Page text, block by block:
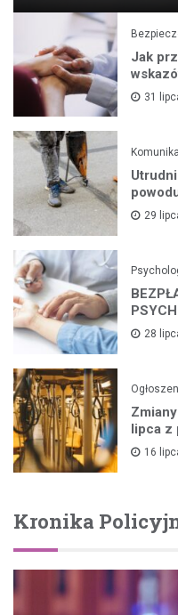
Jak
31
29
28
lipca z
16
Kronika